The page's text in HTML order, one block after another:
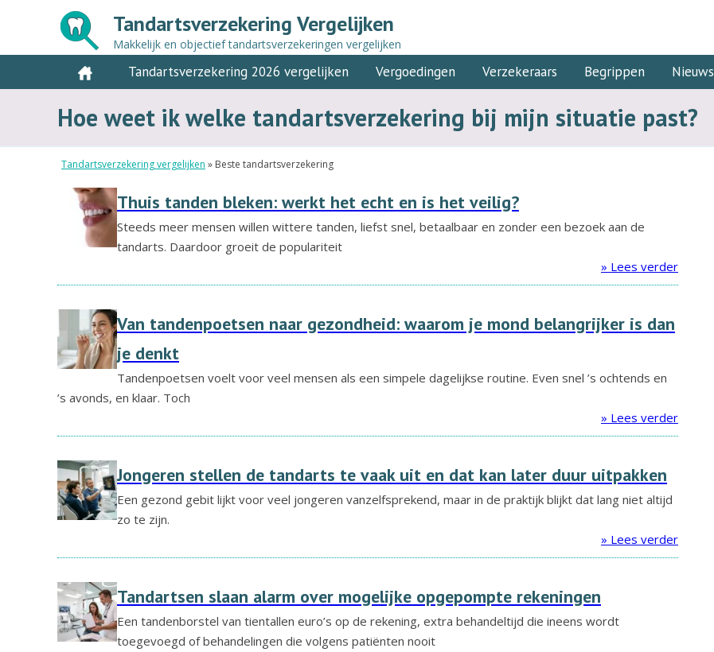
Tandartsverzekering Vergelijken
Makkelijk en objectief tandartsverzekeringen vergelijken
Tandartsverzekering 2026 vergelijken Vergoedingen Verzekeraars Begrippen Nieuws
Hoe weet ik welke tandartsverzekering bij mijn situatie past?
Tandartsverzekering vergelijken » Beste tandartsverzekering
Thuis tanden bleken: werkt het echt en is het veilig?
Steeds meer mensen willen wittere tanden, liefst snel, betaalbaar en zonder een bezoek aan de
tandarts. Daardoor groeit de populariteit
» Lees verder
Van tandenpoetsen naar gezondheid: waarom je mond belangrijker is dan
je denkt
Tandenpoetsen voelt voor veel mensen als een simpele dagelijkse routine. Even snel ’s ochtends en
’s avonds, en klaar. Toch
» Lees verder
Jongeren stellen de tandarts te vaak uit en dat kan later duur uitpakken
Een gezond gebit lijkt voor veel jongeren vanzelfsprekend, maar in de praktijk blijkt dat lang niet altijd
zo te zijn.
» Lees verder
Tandartsen slaan alarm over mogelijke opgepompte rekeningen
Een tandenborstel van tientallen euro’s op de rekening, extra behandeltijd die ineens wordt
toegevoegd of behandelingen die volgens patiënten nooit